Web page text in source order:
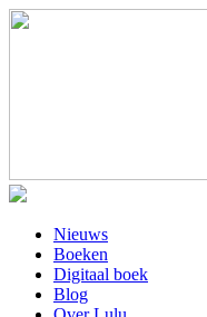
Nieuws
Boeken
Digitaal boek
Blog